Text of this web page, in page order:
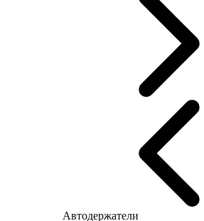
Автодержатели